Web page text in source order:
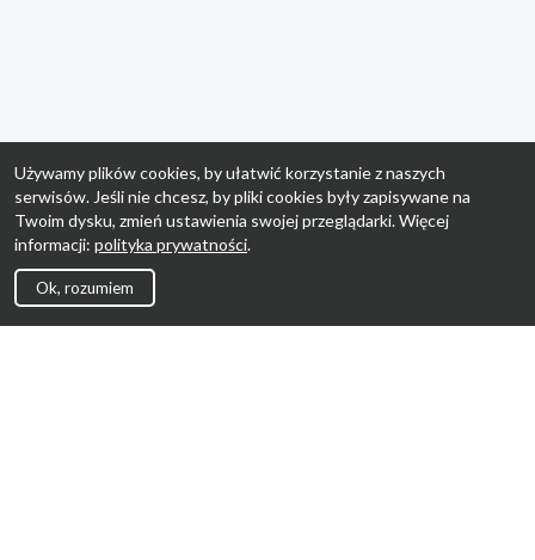
Używamy plików cookies, by ułatwić korzystanie z naszych
serwisów. Jeśli nie chcesz, by pliki cookies były zapisywane na
Twoim dysku, zmień ustawienia swojej przeglądarki. Więcej
informacji: polityka prywatności.
Ok, rozumiem